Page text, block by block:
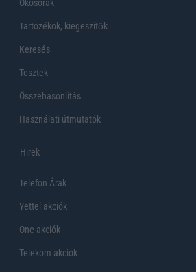
Okosórák
Tartozékok, kiegeszítők
Keresés
Tesztek
Összehasonlítás
Használati útmutatók
Hirek
Telefon Árak
Yettel akciók
One akciók
Telekom akciók